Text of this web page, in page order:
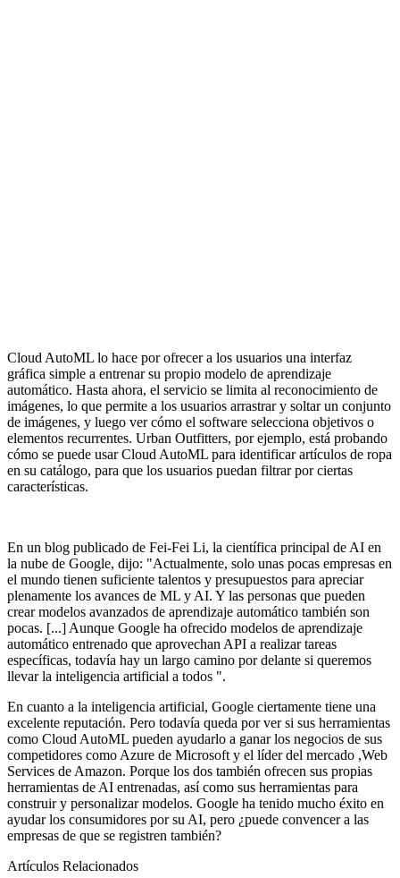
Cloud AutoML lo hace por ofrecer a los usuarios una interfaz
gráfica simple a entrenar su propio modelo de aprendizaje
automático. Hasta ahora, el servicio se limita al reconocimiento de
imágenes, lo que permite a los usuarios arrastrar y soltar un conjunto
de imágenes, y luego ver cómo el software selecciona objetivos o
elementos recurrentes. Urban Outfitters, por ejemplo, está probando
cómo se puede usar Cloud AutoML para identificar artículos de ropa
en su catálogo, para que los usuarios puedan filtrar por ciertas
características.
En un blog publicado de Fei-Fei Li, la científica principal de AI en
la nube de Google, dijo: "Actualmente, solo unas pocas empresas en
el mundo tienen suficiente talentos y presupuestos para apreciar
plenamente los avances de ML y AI. Y las personas que pueden
crear modelos avanzados de aprendizaje automático también son
pocas. [...] Aunque Google ha ofrecido modelos de aprendizaje
automático entrenado que aprovechan API a realizar tareas
específicas, todavía hay un largo camino por delante si queremos
llevar la inteligencia artificial a todos ".
En cuanto a la inteligencia artificial, Google ciertamente tiene una
excelente reputación. Pero todavía queda por ver si sus herramientas
como Cloud AutoML pueden ayudarlo a ganar los negocios de sus
competidores como Azure de Microsoft y el líder del mercado ,Web
Services de Amazon. Porque los dos también ofrecen sus propias
herramientas de AI entrenadas, así como sus herramientas para
construir y personalizar modelos. Google ha tenido mucho éxito en
ayudar los consumidores por su AI, pero ¿puede convencer a las
empresas de que se registren también?
Artículos Relacionados